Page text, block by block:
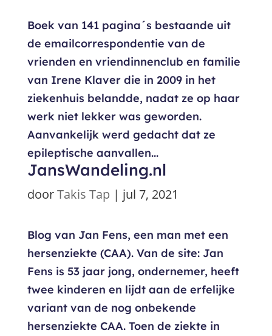
Boek van 141 pagina´s bestaande uit
de emailcorrespondentie van de
vrienden en vriendinnenclub en familie
van Irene Klaver die in 2009 in het
ziekenhuis belandde, nadat ze op haar
werk niet lekker was geworden.
Aanvankelijk werd gedacht dat ze
epileptische aanvallen...
JansWandeling.nl
doorTakis Tap | jul 7, 2021
Blog van Jan Fens, een man met een
hersenziekte (CAA). Van de site: Jan
Fens is 53 jaar jong, ondernemer, heeft
twee kinderen en lijdt aan de erfelijke
variant van de nog onbekende
hersenziekte CAA. Toen de ziekte in